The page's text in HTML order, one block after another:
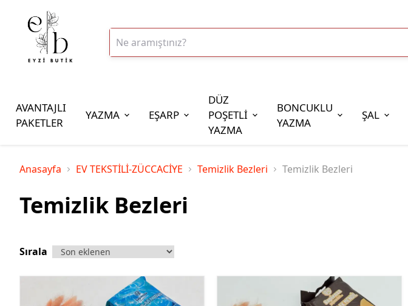
AVANTAJLI
PAKETLER
YAZMA EŞARP
DÜZ
POŞETLİ
YAZMA
BONCUKLU
YAZMA
ŞAL
İplik Çeşitleri
20gr Reyyan Polyester İp
100gr Altınbaşak Polyester İp
Anasayfa EV TEKSTİLİ-ZÜCCACİYE Temizlik Bezleri Temizlik Bezleri
Temizlik Bezleri
Sırala